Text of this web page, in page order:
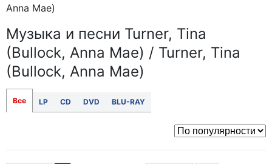
Anna Mae)
Музыка и песни Turner, Tina
(Bullock, Anna Mae) / Turner, Tina
(Bullock, Anna Mae)
Все LP CD DVD BLU-RAY